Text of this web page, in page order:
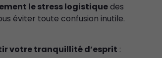
le stress logistiquedes
éviter toute confusion inutile.
votre tranquillité d’esprit :
en